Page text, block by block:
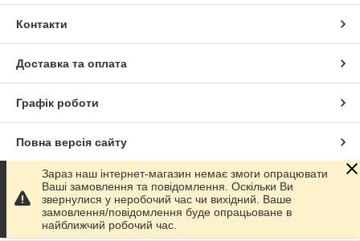
Контакти
Доставка та оплата
Графік роботи
Повна версія сайту
Сайт створено на маркетплейсіProm.ua
Політика конфіденційності
Зараз наш інтернет-магазин немає змоги опрацювати
Ваші замовлення та повідомлення. Оскільки Ви
звернулися у неробочий час чи вихідний. Ваше
замовлення/повідомлення буде опрацьоване в
найближчий робочий час.